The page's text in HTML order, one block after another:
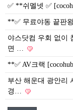
✅ **쉬멜넷 ✅
**✅ 무료야동 끝판
야스닷컴 우회 없이
면 …
**✅ AV크랙
부산 해운대 광안리
경…